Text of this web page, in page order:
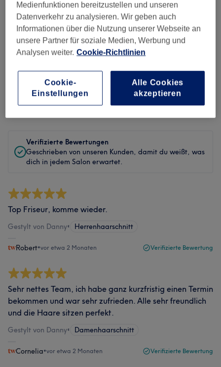
Service
Bewertungen filtern
Behandlung Alle Bewertungen
Bewertung Nach Sternen filtern
Verifizierte Bewertungen
Geschrieben von unseren Kunden, damit du weißt, was
dich in jedem Salon erwartet.
Top Friseur, komme wieder.
Gestylt von Danny• Herrenhaarschnitt
Robert•vor etwa 2 Monaten Verifizierte Bewertung
Sehr nettes Team, ich habe ganz kurzfristig einen Termin
bekommen und war sehr zufrieden. Alle sehr freundlich
und die Haare sitzen perfekt.
Gestylt von Danny• Damenhaarschnitt
Cornelia•vor etwa 2 Monaten Verifizierte Bewertung
Medienfunktionen bereitzustellen und unseren
Datenverkehr zu analysieren. Wir geben auch
Informationen über die Nutzung unserer Webseite an
unsere Partner für soziale Medien, Werbung und
Analysen weiter. Cookie-Richtlinien
Cookie-
Einstellungen
Alle Cookies
akzeptieren